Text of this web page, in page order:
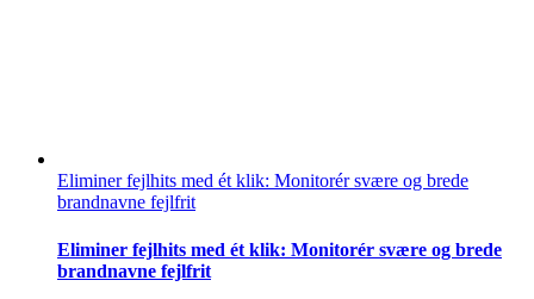
Eliminer fejlhits med ét klik: Monitorér svære og brede
brandnavne fejlfrit
Eliminer fejlhits med ét klik: Monitorér svære og brede
brandnavne fejlfrit